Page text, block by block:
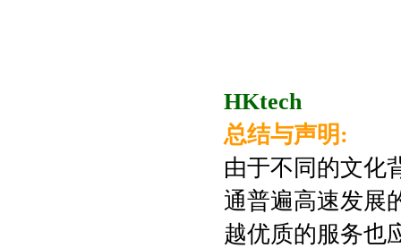
HKtech
总结与声明:
由于不同的文化
通普遍高速发展
越优质的服务也